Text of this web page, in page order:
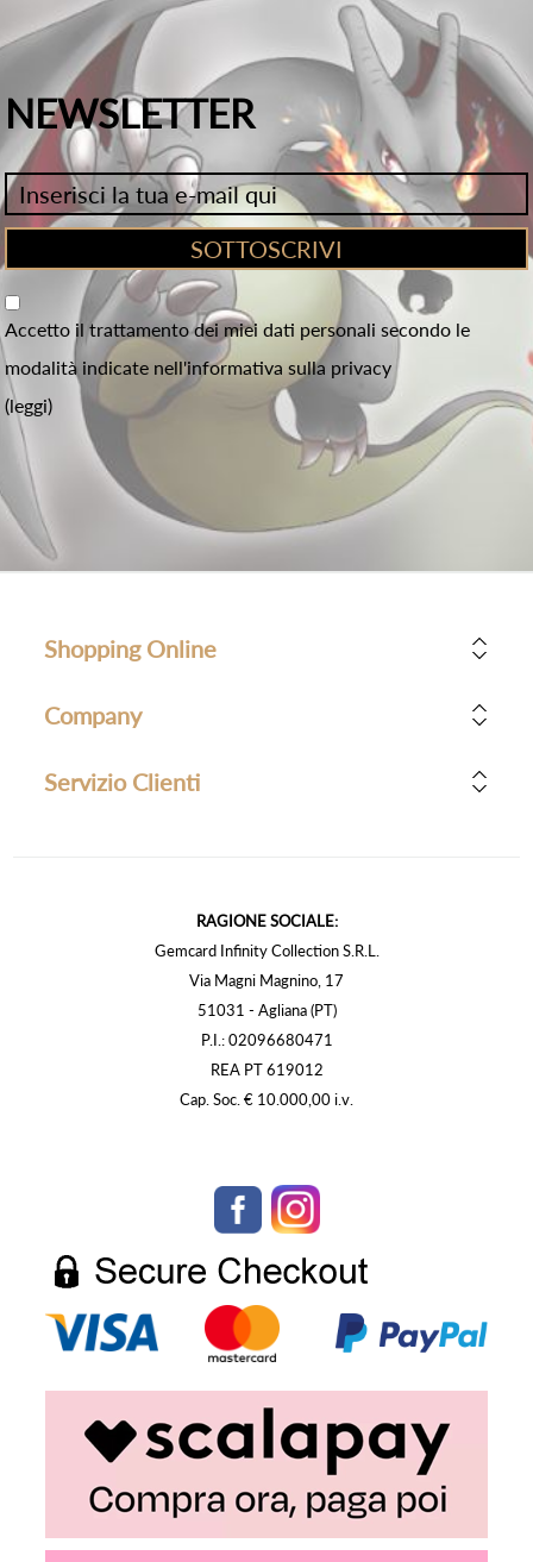
NEWSLETTER
Accetto il trattamento dei miei dati personali secondo le
modalità indicate nell'informativa sulla privacy
(leggi)
Shopping Online
Company
Servizio Clienti
RAGIONE SOCIALE:
Gemcard Infinity Collection S.R.L.
Via Magni Magnino, 17
51031 - Agliana (PT)
P.I.: 02096680471
REA PT 619012
Cap. Soc. € 10.000,00 i.v.